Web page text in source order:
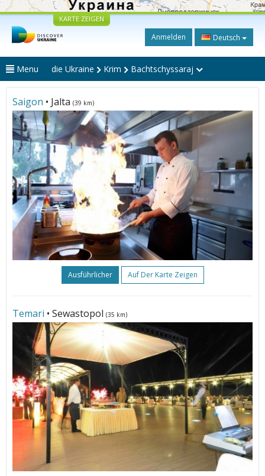
KARTE ZEIGEN
Anmelden Deutsch
Menu die Ukraine Krim Bachtschyssaraj
Saigon • Jalta (39 km)
Ausführlicher Auf Der Karte Zeigen
Temari • Sewastopol (35 km)